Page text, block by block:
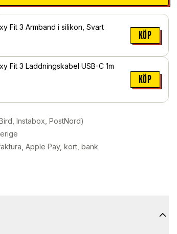
Fit 3 Armband i silikon, Svart
KÖP
Fit 3 Laddningskabel USB-C 1m
KÖP
Instabox, PostNord)
Apple Pay, kort, bank